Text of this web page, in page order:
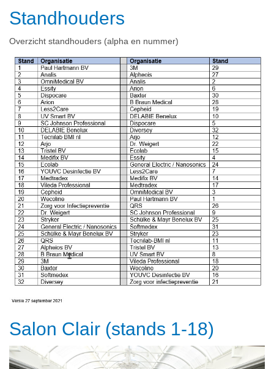
Standhouders
Overzicht standhouders (alpha en nummer)
Salon Clair (stands 1-18)